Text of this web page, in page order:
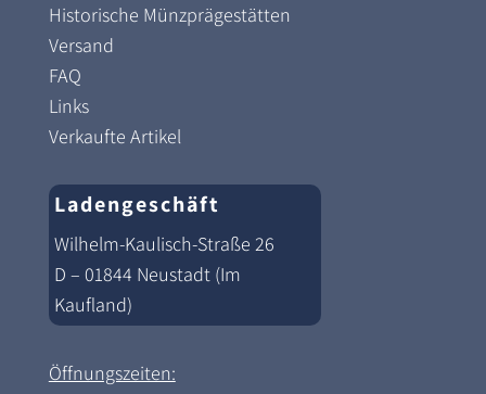
Historische Münzprägestätten
Versand
FAQ
Links
Verkaufte Artikel
Ladengeschäft
Wilhelm-Kaulisch-Straße 26
D – 01844 Neustadt (Im
Kaufland)
Öffnungszeiten: